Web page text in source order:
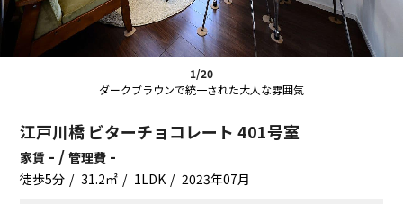
1/20
ダークブラウンで統一された大人な雰囲気
江戸川橋 ビターチョコレート 401号室
家賃 - /管理費 -
徒歩5分 31.2㎡ 1LDK 2023年07月